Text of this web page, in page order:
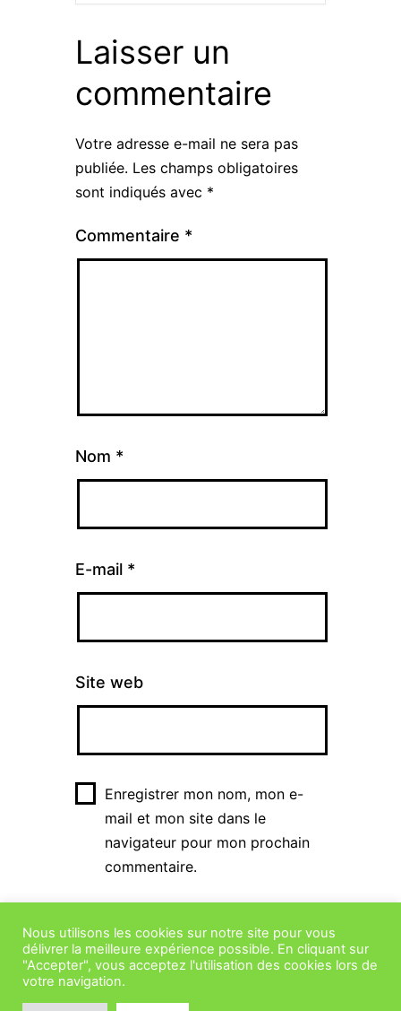
Laisser un
commentaire
Votre adresse e-mail ne sera pas
publiée. Les champs obligatoires
sont indiqués avec *
Commentaire *
Nom *
E-mail *
Site web
Enregistrer mon nom, mon e-
mail et mon site dans le
navigateur pour mon prochain
commentaire.
Nous utilisons les cookies sur notre site pour vous
délivrer la meilleure expérience possible. En cliquant sur
"Accepter", vous acceptez l'utilisation des cookies lors de
votre navigation.